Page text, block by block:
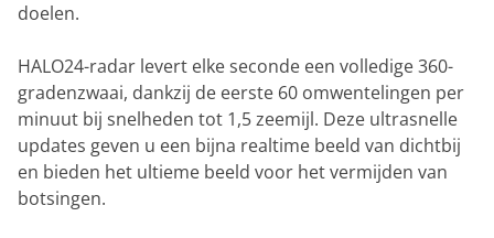
doelen.
HALO24-radar levert elke seconde een volledige 360-
gradenzwaai, dankzij de eerste 60 omwentelingen per
minuut bij snelheden tot 1,5 zeemijl. Deze ultrasnelle
updates geven u een bijna realtime beeld van dichtbij
en bieden het ultieme beeld voor het vermijden van
botsingen.